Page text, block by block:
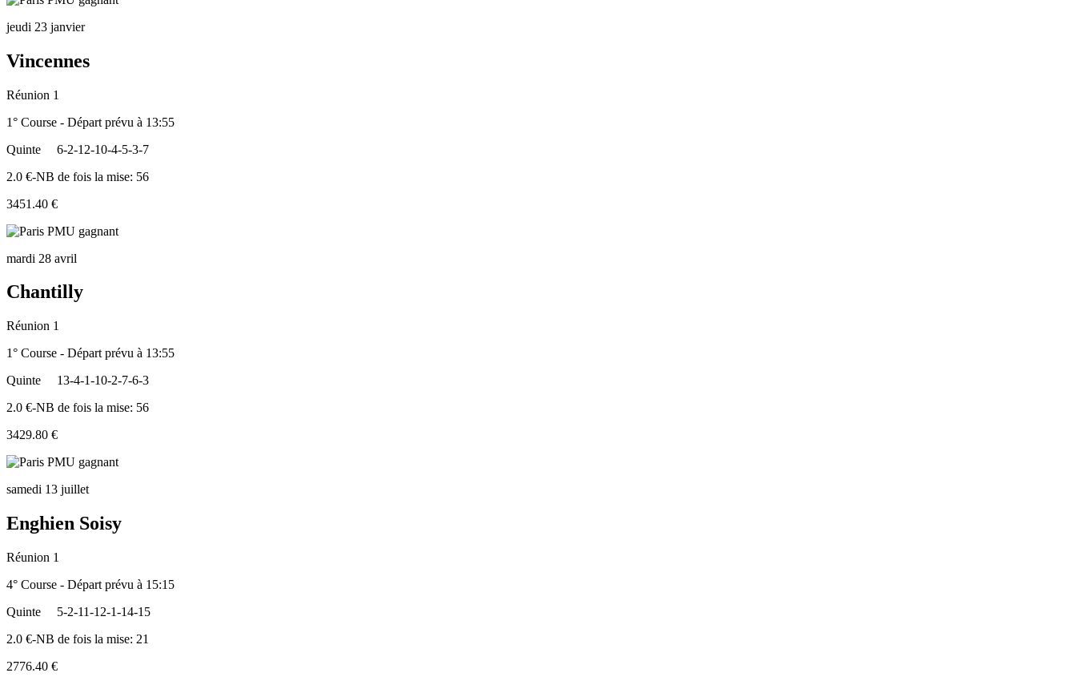
jeudi 23 janvier
Vincennes
Réunion 1
1° Course - Départ prévu à 13:55
Quinte
6-2-12-10-4-5-3-7
2.0 €-NB de fois la mise: 56
3451.40 €
mardi 28 avril
Chantilly
Réunion 1
1° Course - Départ prévu à 13:55
Quinte
13-4-1-10-2-7-6-3
2.0 €-NB de fois la mise: 56
3429.80 €
samedi 13 juillet
Enghien Soisy
Réunion 1
4° Course - Départ prévu à 15:15
Quinte
5-2-11-12-1-14-15
2.0 €-NB de fois la mise: 21
2776.40 €